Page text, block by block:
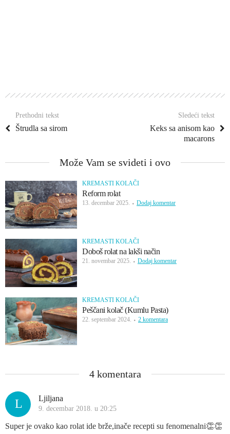
Prethodni tekst
Štrudla sa sirom
Sledeći tekst
Keks sa anisom kao
macarons
Može Vam se svideti i ovo
KREMASTI KOLAČI
Reform rolat
13. decembar 2025. Dodaj komentar
KREMASTI KOLAČI
Doboš rolat na lakši način
21. novembar 2025. Dodaj komentar
KREMASTI KOLAČI
Peščani kolač (Kumlu Pasta)
22. septembar 2024. 2 komentara
4 komentara
L Ljiljana
9. decembar 2018. u 20:25
Super je ovako kao rolat ide brže,inače recepti su fenomenalni👏👏